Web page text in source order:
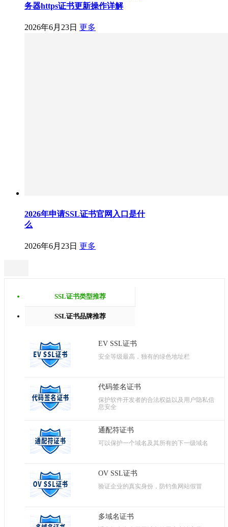
务器https证书更新操作详解
2026年6月23日 更多
2026年申请SSL证书官网入口是什
么
2026年6月23日 更多
SSL证书类型推荐
SSL证书品牌推荐
EV SSL证书
安全等级最高，独有的绿色地址栏
代码签名证书
保护软件开发者的合法权益以及用户隐私信
息安全
通配符证书
可以保护一个域名及其所有的下一级域名
OV SSL证书
验证企业的真实身份，防钓鱼网站假冒
多域名证书